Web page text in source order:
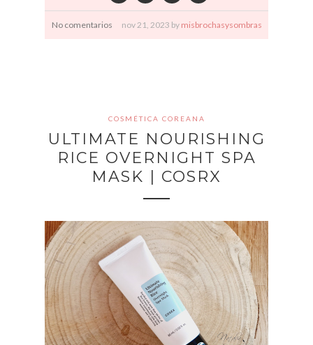
No comentarios nov21, 2023 by misbrochasysombras
COSMÉTICA COREANA
ULTIMATE NOURISHING
RICE OVERNIGHT SPA
MASK | COSRX